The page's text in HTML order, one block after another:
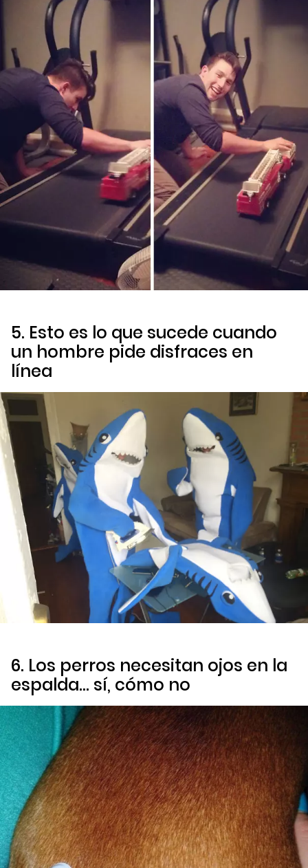
5. Esto es lo que sucede cuando
un hombre pide disfraces en
línea
6. Los perros necesitan ojos en la
espalda… sí, cómo no